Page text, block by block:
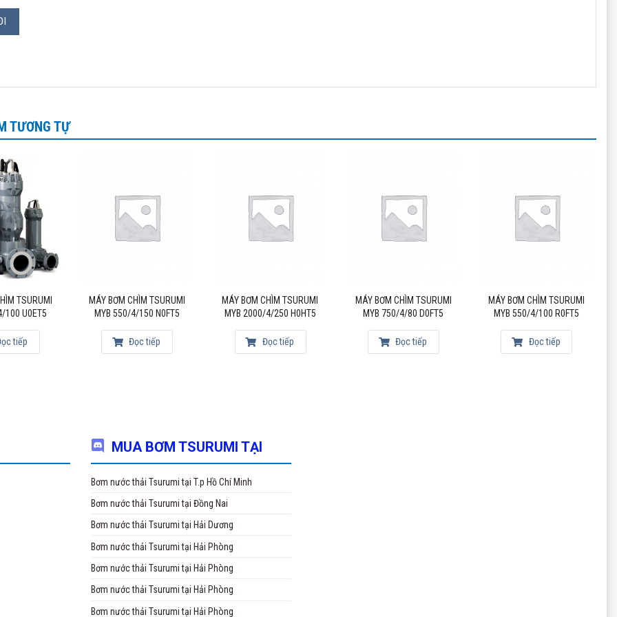
TƯƠNG TỰ
TSURUMI
100 U0ET5
tiếp
MÁY BƠM CHÌM TSURUMI
MYB 550/4/150 N0FT5
Đọc tiếp
MÁY BƠM CHÌM TSURUMI
MYB 2000/4/250 H0HT5
Đọc tiếp
MÁY BƠM CHÌM TSURUMI
MYB 750/4/80 D0FT5
Đọc tiếp
MÁY BƠM CHÌM TSURUMI
MYB 550/4/100 R0FT5
Đọc tiếp
MUA BƠM TSURUMI TẠI
Bơm nước thải Tsurumi tại T.p Hồ Chí Minh
Bơm nước thải Tsurumi tại Đồng Nai
Bơm nước thải Tsurumi tại Hải Dương
Bơm nước thải Tsurumi tại Hải Phòng
Bơm nước thải Tsurumi tại Hải Phòng
Bơm nước thải Tsurumi tại Hải Phòng
Bơm nước thải Tsurumi tại Hải Phòng